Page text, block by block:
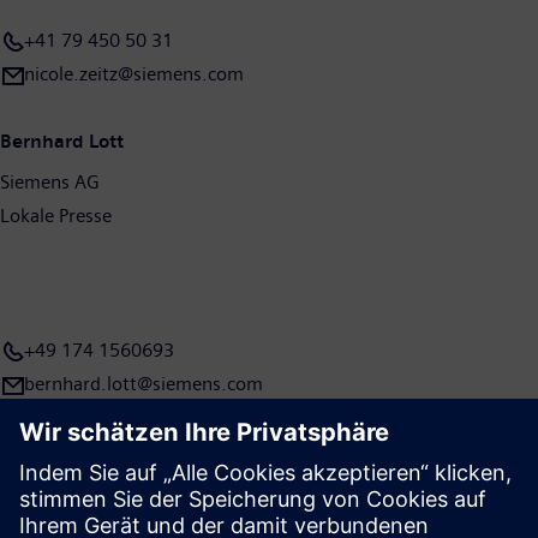
www.siemens.com.
+41 79 450 50 31
nicole.zeitz@siemens.com
Bernhard Lott
Siemens AG
Lokale Presse
+49 174 1560693
bernhard.lott@siemens.com